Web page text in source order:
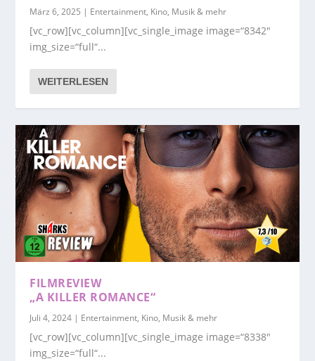
März 6, 2025 | Entertainment, Kino, Musik & mehr
[vc_row][vc_column][vc_single_image image=“8342″
img_size=“full“...
WEITERLESEN
FILMREVIEW
„A KILLER ROMANCE“
Juli 4, 2024 | Entertainment, Kino, Musik & mehr
[vc_row][vc_column][vc_single_image image=“8338″
img_size=“full“...